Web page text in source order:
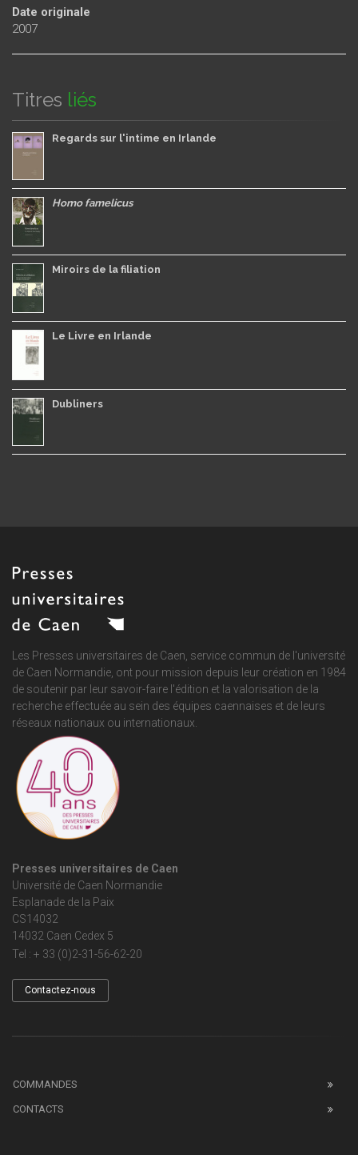
Date originale
2007
Titres liés
Regards sur l'intime en Irlande
Homo famelicus
Miroirs de la filiation
Le Livre en Irlande
Dubliners
Les Presses universitaires de Caen, service commun de l'université
de Caen Normandie , ont pour mission depuis leur création en 1984
de soutenir par leur savoir-faire l'édition et la valorisation de la
recherche effectuée au sein des équipes caennaises et de leurs
réseaux nationaux ou internationaux.
Presses universitaires de Caen
Université de Caen Normandie
Esplanade de la Paix
CS14032
14032 Caen Cedex 5
Tel : + 33 (0)2-31-56-62-20
Contactez-nous
COMMANDES
CONTACTS